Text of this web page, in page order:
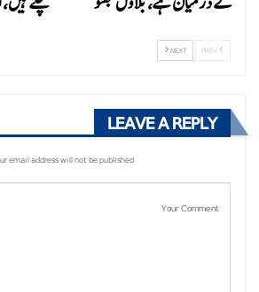
NEXT
LEAVE A REPLY
email address will not be published.